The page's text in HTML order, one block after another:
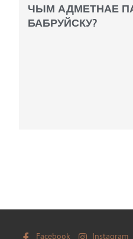
ЧЫМ АДМЕТНАЕ
БАБРУЙСКУ?
Facebook Instagram